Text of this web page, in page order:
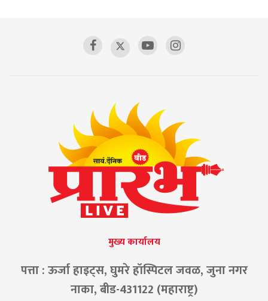
मुख्य कार्यालय
पत्ता : ऊर्जा हाइट्स, घुमरे हॉस्पिटल जवळ, जुना नगर
नाका, बीड-431122 (महाराष्ट्र)